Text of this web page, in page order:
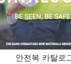
안전복 카탈로